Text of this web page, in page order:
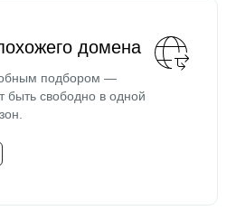
домена
подбором —
быть свободно в одной